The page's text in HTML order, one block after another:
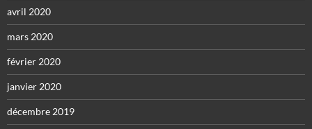
avril 2020
mars 2020
février 2020
janvier 2020
décembre 2019